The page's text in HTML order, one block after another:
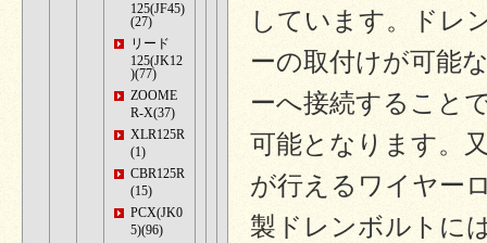
125(JF45)
(27)
リード
125(JK12
)(77)
ZOOME
R-X(37)
XLR125R
(1)
CBR125R
(15)
PCX(JK0
5)(96)
しています。ドレ
ーの取付けが可能
ーへ接続すること
可能となります。
が行えるワイヤー
製ドレンボルトに